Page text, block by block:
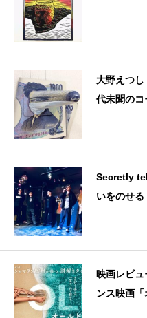
大野えつ
代未聞のコ
Secretly
いをのせる
映画レビュ
ンス映画「